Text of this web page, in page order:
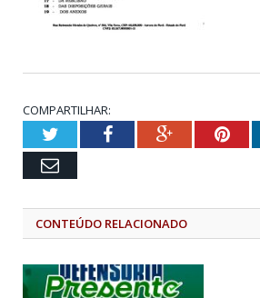
COMPARTILHAR:
TwitterFacebookGoogle+
Email
CONTEÚDO RELACIONADO